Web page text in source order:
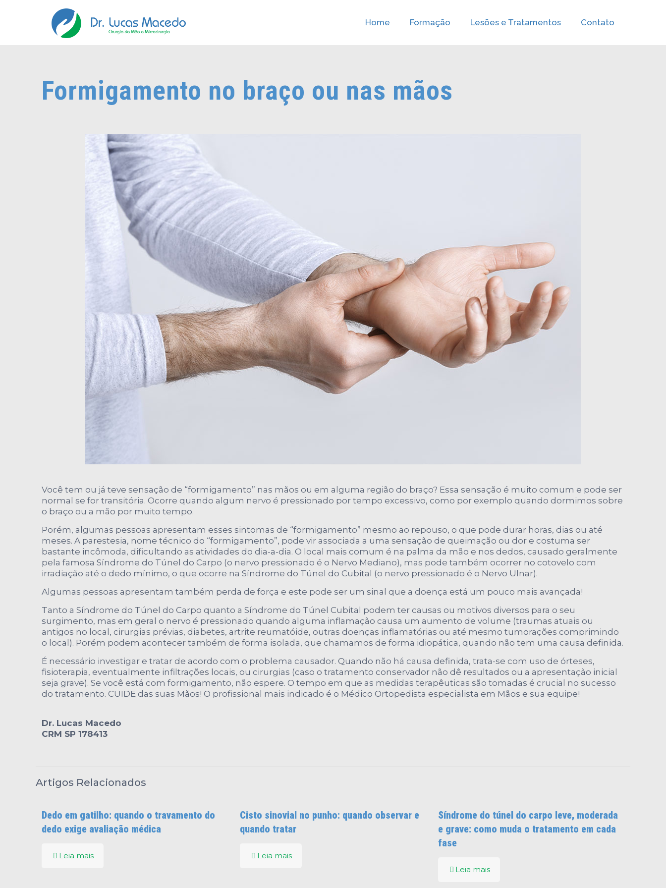
Home Formação Lesões e Tratamentos Contato
Formigamento no braço ou nas mãos
Você tem ou já teve sensação de “formigamento” nas mãos ou em alguma região do braço? Essa sensação é muito comum e pode ser
normal se for transitória. Ocorre quando algum nervo é pressionado por tempo excessivo, como por exemplo quando dormimos sobre
o braço ou a mão por muito tempo.
Porém, algumas pessoas apresentam esses sintomas de “formigamento” mesmo ao repouso, o que pode durar horas, dias ou até
meses. A parestesia, nome técnico do “formigamento”, pode vir associada a uma sensação de queimação ou dor e costuma ser
bastante incômoda, dificultando as atividades do dia-a-dia. O local mais comum é na palma da mão e nos dedos, causado geralmente
pela famosa Síndrome do Túnel do Carpo (o nervo pressionado é o Nervo Mediano), mas pode também ocorrer no cotovelo com
irradiação até o dedo mínimo, o que ocorre na Síndrome do Túnel do Cubital (o nervo pressionado é o Nervo Ulnar).
Algumas pessoas apresentam também perda de força e este pode ser um sinal que a doença está um pouco mais avançada!
Tanto a Síndrome do Túnel do Carpo quanto a Síndrome do Túnel Cubital podem ter causas ou motivos diversos para o seu
surgimento, mas em geral o nervo é pressionado quando alguma inflamação causa um aumento de volume (traumas atuais ou
antigos no local, cirurgias prévias, diabetes, artrite reumatóide, outras doenças inflamatórias ou até mesmo tumorações comprimindo
o local). Porém podem acontecer também de forma isolada, que chamamos de forma idiopática, quando não tem uma causa definida.
É necessário investigar e tratar de acordo com o problema causador. Quando não há causa definida, trata-se com uso de órteses,
fisioterapia, eventualmente infiltrações locais, ou cirurgias (caso o tratamento conservador não dê resultados ou a apresentação inicial
seja grave). Se você está com formigamento, não espere. O tempo em que as medidas terapêuticas são tomadas é crucial no sucesso
do tratamento. CUIDE das suas Mãos! O profissional mais indicado é o Médico Ortopedista especialista em Mãos e sua equipe!
Dr. Lucas Macedo
CRM SP 178413
Artigos Relacionados
Dedo em gatilho: quando o travamento do
dedo exige avaliação médica
Leia mais
Cisto sinovial no punho: quando observar e
quando tratar
Leia mais
Síndrome do túnel do carpo leve, moderada
e grave: como muda o tratamento em cada
fase
Leia mais